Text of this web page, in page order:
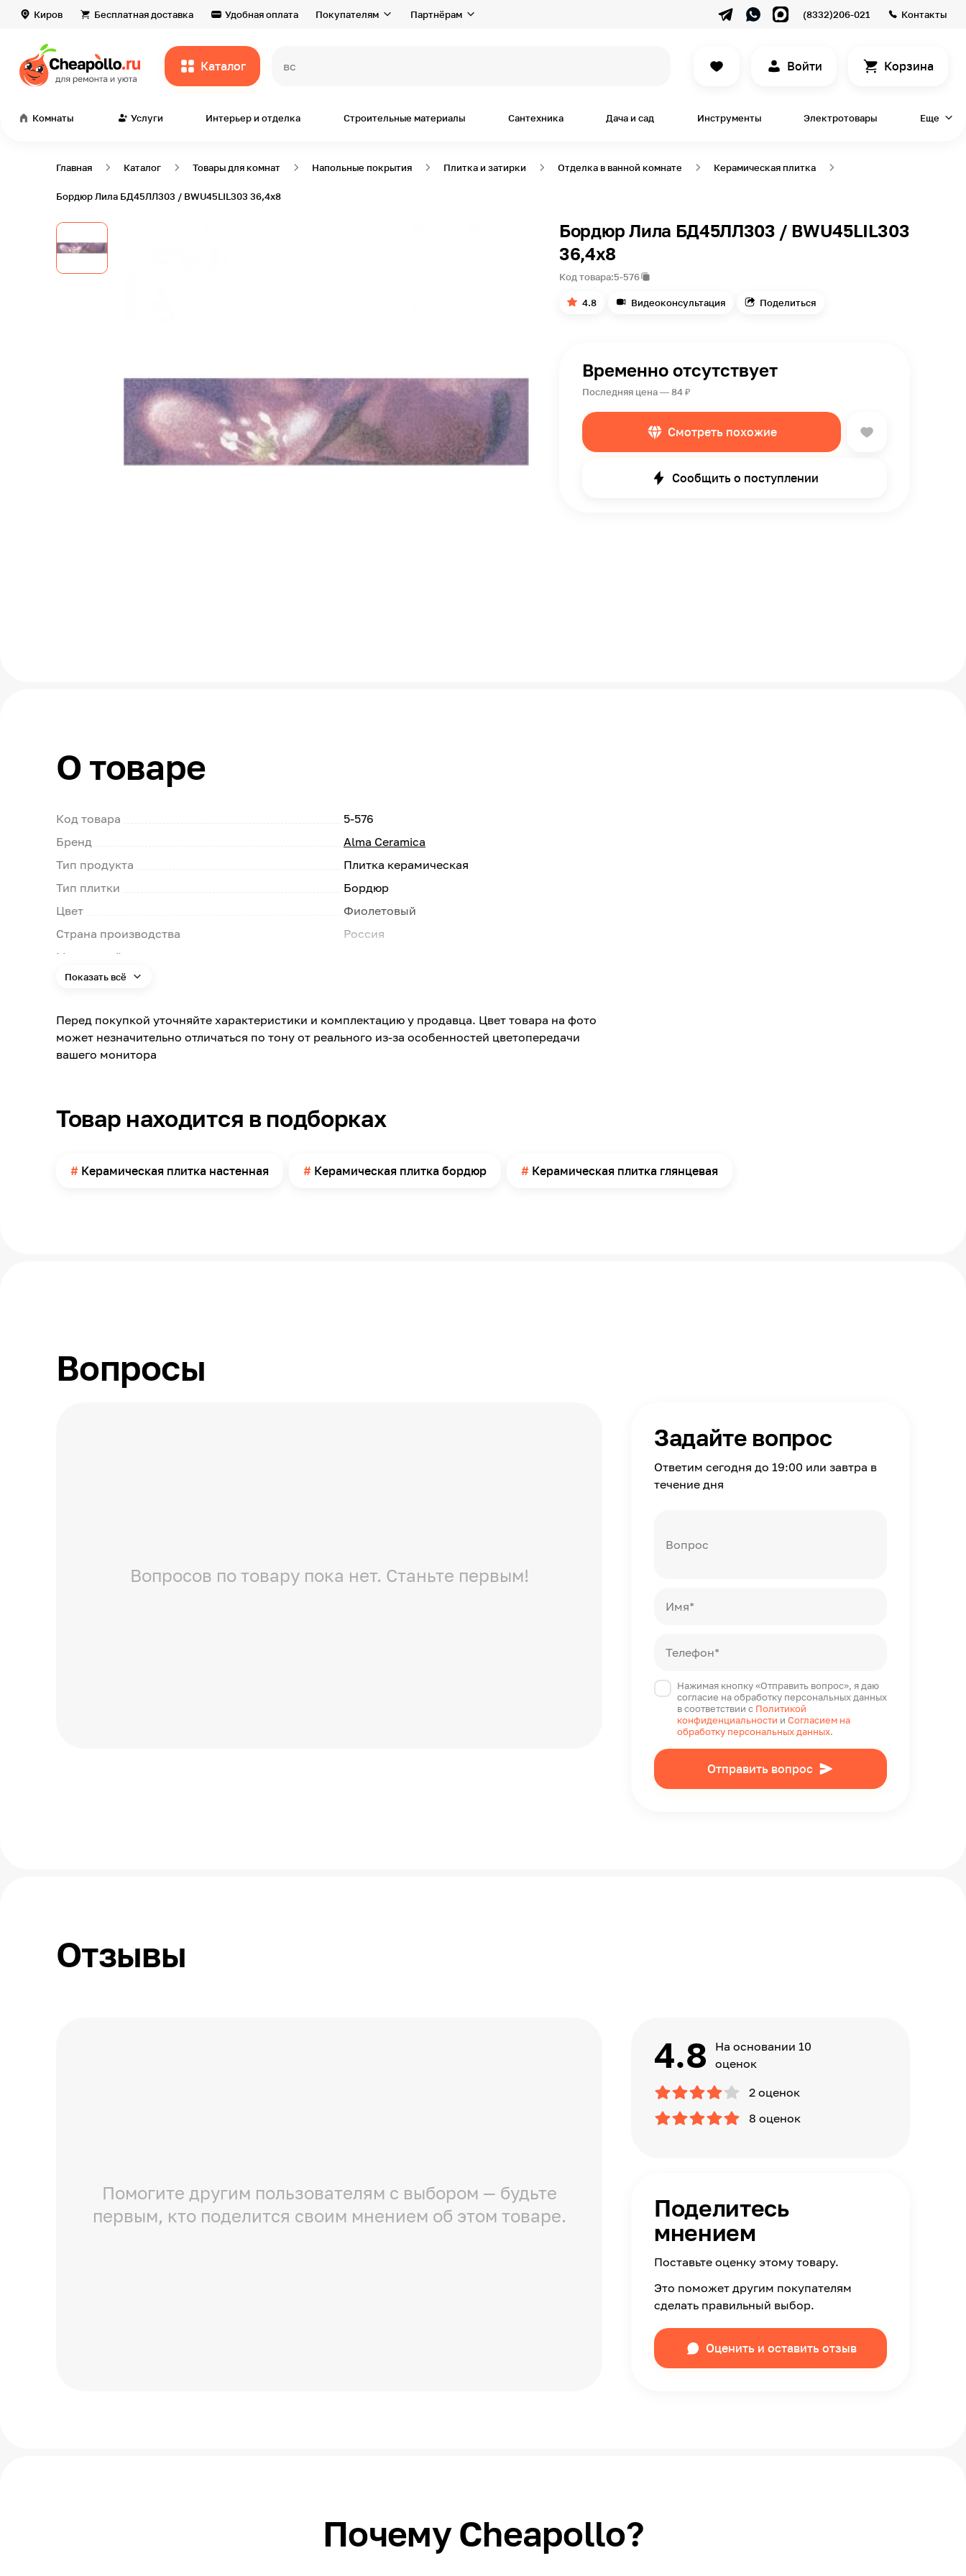
Киров Бесплатная доставка Удобная оплата Покупателям Партнёрам (8332)206-021 Контакты
Каталог всё для дом Войти Корзина
Комнаты Услуги Интерьер и отделка Строительные материалы Сантехника Дача и сад Инструменты Электротовары Еще
Главная Каталог Товары для комнат Напольные покрытия Плитка и затирки Отделка в ванной комнате Керамическая плитка
Бордюр Лила БД45ЛЛ303 / BWU45LIL303 36,4х8
Бордюр Лила БД45ЛЛ303 / BWU45LIL303
36,4х8
Код товара:5-576
4.8 Видеоконсультация Поделиться
Временно отсутствует
Последняя цена — 84 ₽
Смотреть похожие
Сообщить о поступлении
О товаре
Код товара
5-576
Бренд
Alma Ceramica
Тип продукта
Плитка керамическая
Тип плитки
Бордюр
Цвет
Фиолетовый
Страна производства
Россия
Модельный ряд
Материал
Ширина
80
Показать всё
Перед покупкой уточняйте характеристики и комплектацию у продавца. Цвет товара на фото
может незначительно отличаться по тону от реального из-за особенностей цветопередачи
вашего монитора
Товар находится в подборках
Керамическая плитка настенная Керамическая плитка бордюр Керамическая плитка глянцевая
Вопросы
Вопросов по товару пока нет. Станьте первым!
Задайте вопрос
Ответим сегодня до 19:00 или завтра в
течение дня
Вопрос
Имя*
Телефон*
Нажимая кнопку «Отправить вопрос», я даю
согласие на обработку персональных данных
в соответствии с Политикой
конфиденциальности и Согласием на
обработку персональных данных.
Отправить вопрос
Отзывы
Помогите другим пользователям с выбором — будьте
первым, кто поделится своим мнением об этом товаре.
4.8
На основании 10
оценок
2 оценок
8 оценок
Поделитесь
мнением
Поставьте оценку этому товару.
Это поможет другим покупателям
сделать правильный выбор.
Оценить и оставить отзыв
Почему Cheapollo?